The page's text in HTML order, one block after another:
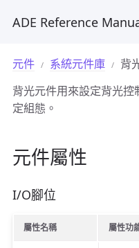
ADE Reference
元件 系統元件庫
背
背光元件用來設定背光
定組態。
元件屬性
I/O腳位
屬性名稱 屬性功